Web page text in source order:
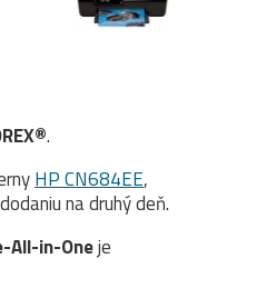
.
HP CN684EE,
na druhý deň.
All-in-Oneje